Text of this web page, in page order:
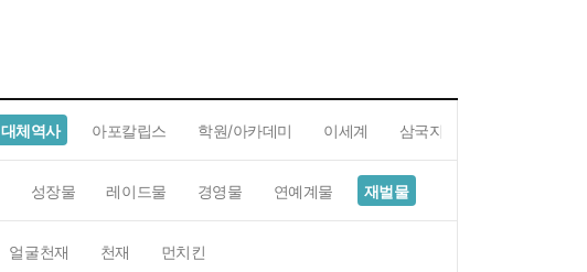
대체역사 아포칼립스 학원/아카데미 이세계 삼국지
성장물 레이드물 경영물 연예계물 재벌물
얼굴천재 천재 먼치킨